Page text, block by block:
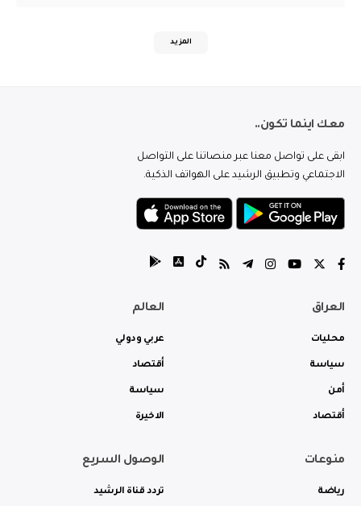
المزيد
معك اينما تكون..
ابقى على تواصل معنا عبر منصاتنا على التواصل
الاجتماعي وتطبيق الرشيد على الهواتف الذكية.
العراق
محليات
سياسة
أمن
أقتصاد
العالم
عربي ودولي
أقتصاد
سياسة
الاخيرة
منوعات
رياضة
الوصول السريع
تردد قناة الرشيد